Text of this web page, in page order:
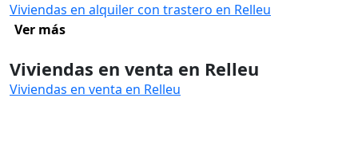
Viviendas en alquiler con trastero en Relleu
Ver más
Viviendas en venta en Relleu
Viviendas en venta en Relleu